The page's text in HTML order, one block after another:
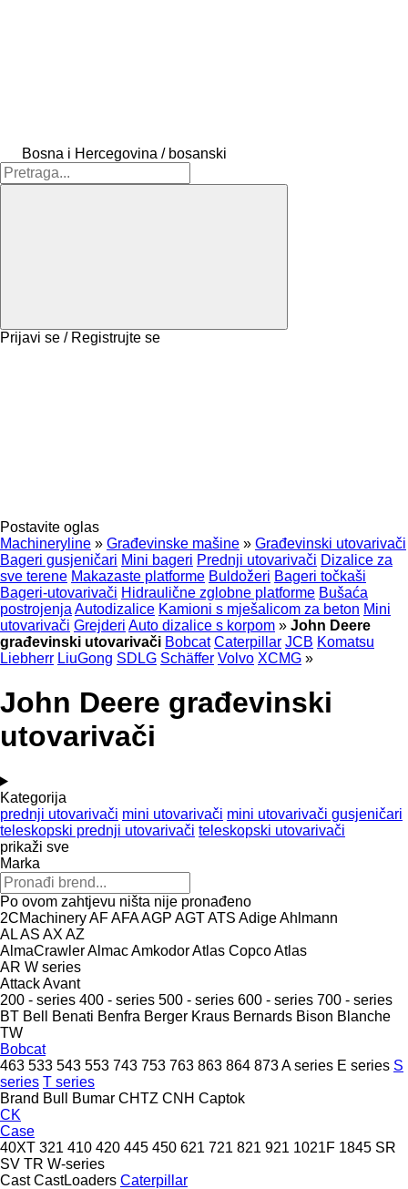
Bosna i Hercegovina / bosanski
Prijavi se / Registrujte se
Postavite oglas
Machineryline » Građevinske mašine » Građevinski utovarivači
Bageri gusjeničari Mini bageri Prednji utovarivači Dizalice za
sve terene Makazaste platforme Buldožeri Bageri točkaši
Bageri-utovarivači Hidraulične zglobne platforme Bušaća
postrojenja Autodizalice Kamioni s mješalicom za beton Mini
utovarivači Grejderi Auto dizalice s korpom » John Deere
građevinski utovarivači Bobcat Caterpillar JCB Komatsu
Liebherr LiuGong SDLG Schäffer Volvo XCMG »
John Deere građevinski
utovarivači
Kategorija
prednji utovarivači mini utovarivači mini utovarivači gusjeničari
teleskopski prednji utovarivači teleskopski utovarivači
prikaži sve
Marka
Po ovom zahtjevu ništa nije pronađeno
2CMachineryAFAFAAGP AGTATS AdigeAhlmann
ALAS AX AZ
AlmaCrawlerAlmacAmkodorAtlas CopcoAtlas
AR W series
AttackAvant
200 - series 400 - series 500 - series 600 - series 700 - series
BT Bell Benati Benfra Berger Kraus Bernards Bison Blanche
TW
Bobcat
463 533 543 553 743 753 763 863 864 873A series E series S
series T series
Brand Bull Bumar CHTZ CNH Captok
CK
Case
40XT 321 410 420 445 450 621 721 821 921 1021F 1845 SR
SV TR W-series
Cast CastLoaders Caterpillar